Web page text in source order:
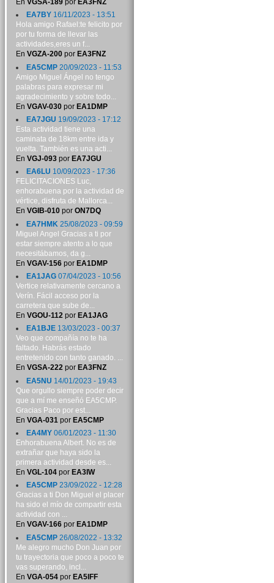
En VGSA-189por EA3FNZ
EA7BY16/11/2023 - 13:51
Hola amigo Rafael:te felicito por
por tu forma de llevar las
actividades,eres un f...
En VGZA-200por EA3FNZ
EA5CMP20/09/2023 - 11:53
Amigo Miguel Ángel no tengo
palabras para expresar mi
agradecimiento y sobre todo...
En VGAV-030por EA1DMP
EA7JGU 19/09/2023 - 17:12
Esta actividad tiene una
caminata de 18km entre ida y
vuelta. También es una acti...
En VGJ-093por EA7JGU
EA6LU 10/09/2023 - 17:36
FELICITACIONES Luc,
enhorabuena por la actividad de
vértice, disfruta de Mallorca...
En VGIB-010por ON7DQ
EA7HMK 25/08/2023 - 09:59
Miguel Angel Gracias a ti por
estar siempre atento a lo que
necesitábamos, da g...
En VGAV-156por EA1DMP
EA1JAG07/04/2023 - 10:56
Vertice relativamente cercano a
Verín. Fácil acceso por la
carretera que sube de...
En VGOU-112por EA1JAG
EA1BJE13/03/2023 - 00:37
Veo que compañía no te ha
faltado. Habrás estado
entretenido con tanto ganado. ...
En VGSA-222por EA3FNZ
EA5NU 14/01/2023 - 19:43
Que orgullo siempre poder decir
que a mí me enseñó EA5CMP.
Gracias Paco por est...
En VGA-031 por EA5CMP
EA4MY06/01/2023 - 11:30
Enhorabuena Albert. No es de
extrañar que haya sido la
primera actividad desde es...
En VGL-104por EA3IW
EA5CMP23/09/2022 - 12:28
Gracias a ti Don Miguel el placer
ha sido el mío de compartir esta
actividad con ...
En VGAV-166por EA1DMP
EA5CMP26/08/2022 - 13:32
Me alegro mucho Don Juan por
tu trayectoria que poco a poco te
vas superando, incl...
En VGA-054por EA5IFF